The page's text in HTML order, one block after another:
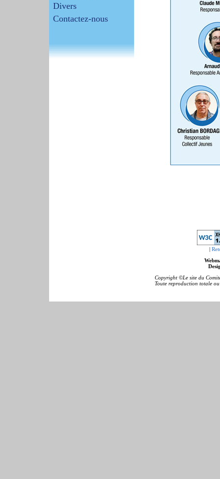
Divers
Contactez-nous
|
Copyright ©Le site du
Toute reproduction totale